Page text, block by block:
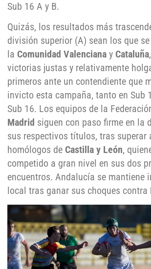
Sub 16 A y B.
Quizás, los resultados más
división superior (A) sean los que
la Comunidad Valenciana y Cataluña
victorias justas y relativamente
primeros ante un contendiente que
invicto esta campaña, tanto en Sub
Sub 16. Los equipos de la
Madrid siguen con paso firme en la
sus respectivos títulos, tras superar
homólogos de Castilla y León,
competido a gran nivel en sus dos
encuentros. Andalucía se mantiene
local tras ganar sus choques contra